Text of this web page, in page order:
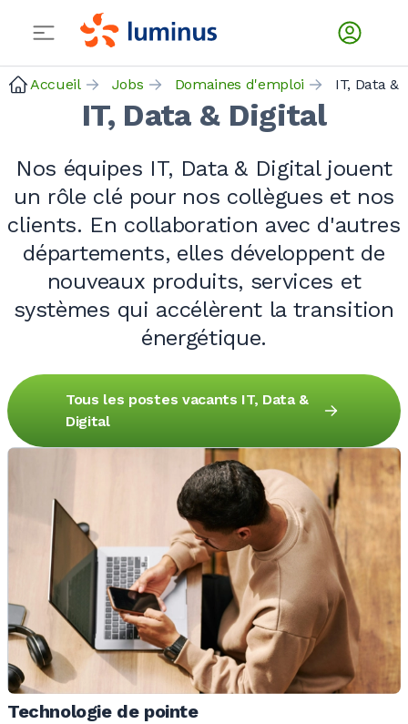
Accueil Jobs Domaines d'emploi IT, Data &
IT, Data & Digital
Nos équipes IT, Data & Digital jouent
un rôle clé pour nos collègues et nos
clients. En collaboration avec d'autres
départements, elles développent de
nouveaux produits, services et
systèmes qui accélèrent la transition
énergétique.
Tous les postes vacants IT, Data &
Digital
Technologie de pointe